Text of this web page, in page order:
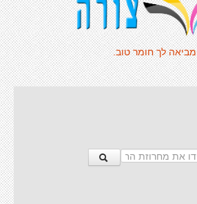
מביאה לך חומר טוב.